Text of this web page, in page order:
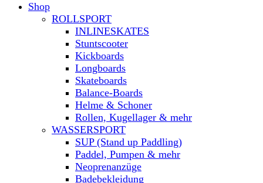
Shop
ROLLSPORT
INLINESKATES
Stuntscooter
Kickboards
Longboards
Skateboards
Balance-Boards
Helme & Schoner
Rollen, Kugellager & mehr
WASSERSPORT
SUP (Stand up Paddling)
Paddel, Pumpen & mehr
Neoprenanzüge
Badebekleidung